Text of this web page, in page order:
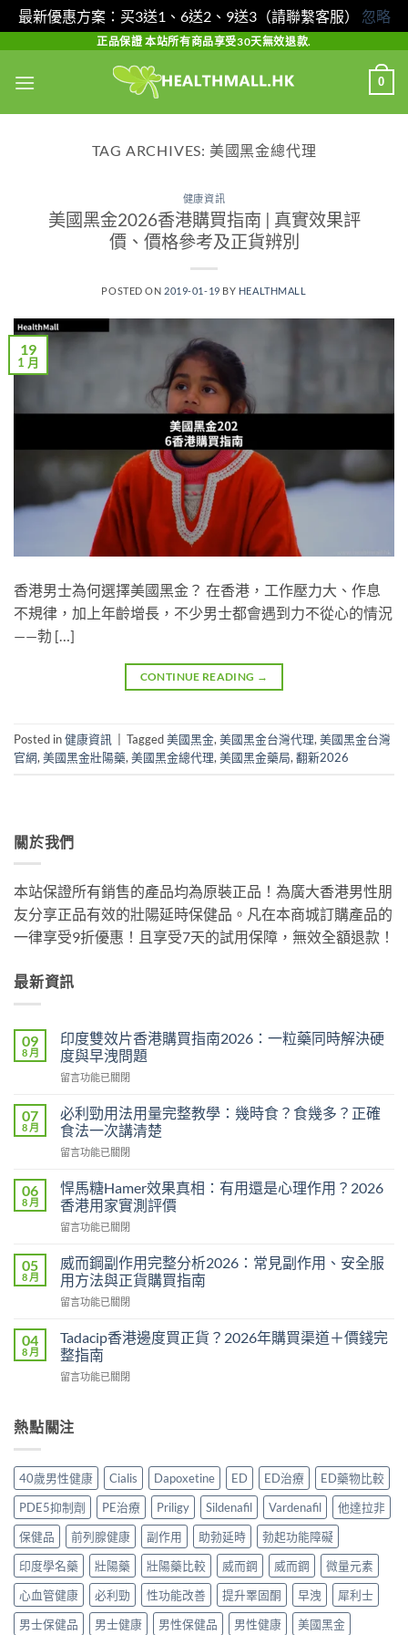
最新優惠方案：买3送1、6送2、9送3（請聯繫客服） 忽略
content
正品保證 本站所有商品享受30天無效退款.
0
TAG ARCHIVES: 美國黑金總代理
健康資訊
美國黑金2026香港購買指南 | 真實效果評
價、價格參考及正貨辨別
POSTED ON 2019-01-19 BY HEALTHMALL
19
1 月
香港男士為何選擇美國黑金？ 在香港，工作壓力大、作息
不規律，加上年齡增長，不少男士都會遇到力不從心的情況
——勃 […]
CONTINUE READING →
Posted in健康資訊 Tagged美國黑金,美國黑金台灣代理,美國黑金台灣
官網,美國黑金壯陽藥,美國黑金總代理,美國黑金藥局,翻新2026
關於我們
本站保證所有銷售的產品均為原裝正品！為廣大香港男性朋
友分享正品有效的壯陽延時保健品。凡在本商城訂購產品的
一律享受9折優惠！且享受7天的試用保障，無效全額退款！
最新資訊
09
8 月
印度雙效片香港購買指南2026：一粒藥同時解決硬
度與早洩問題
在
度
雙
效
片
港
購
買
指
2026：
一
藥
時
解
決
與
早
問
題〉
中
留言功能已關閉
07
8 月
必利勁用法用量完整教學：幾時食？食幾多？正確
食法一次講清楚
在
利
勁
用
法
量
完
整
教
幾
時
食
正
法
一
次
講
楚〉
中
留言功能已關閉
06
8 月
悍馬糖Hamer效果真相：有用還是心理作用？2026
香港用家實測評價
在
馬
糖
Hamer
效
真
相：
有
用
心
用？
2026
香
港
家
實
測
評
價〉
中
留言功能已關閉
05
8 月
威而鋼副作用完整分析2026：常見副作用、安全服
用方法與正貨購買指南
在
而
鋼
副
作
整
2026：
常
見
副
用、
安
全
服
用
方
留言功能已關閉
04
8 月
Tadacip香港邊度買正貨？2026年購買渠道＋價錢完
整指南
在
港
邊
買
正
貨？
2026
年
購
買
渠
道
＋
價
留言功能已關閉
熱點關注
40歲男性健康 Cialis Dapoxetine ED ED治療
ED藥物比較
PDE5抑制劑
PE治療 Priligy Sildenafil Vardenafil
他達拉非
保健品
前列腺健康 副作用 助勃延時
勃起功能障礙
印度學名藥
壯陽藥 壯陽藥比較 威而鋼 威而鋼
微量元素
心血管健康
必利勁 性功能改善 提升睪固酮 早洩
犀利士
男士保健品
男士健康 男性保健品 男性健康 美國黑金